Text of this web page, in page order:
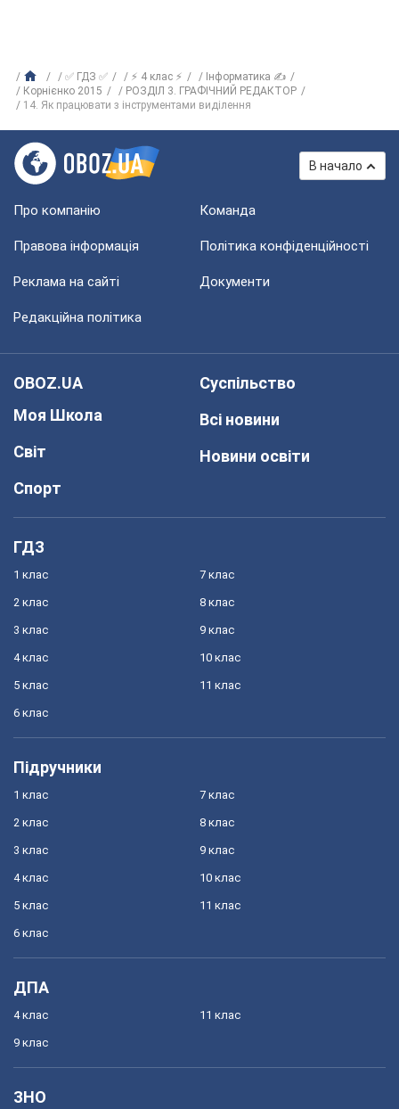
✅ ГДЗ ✅ ⚡ 4 клас ⚡
Інформатика ✍
Корнієнко 2015
РОЗДІЛ 3. ГРАФІЧНИЙ РЕДАКТОР
14. Як працювати з інструментами виділення
В начало
Про компанію Команда
Правова інформація Політика конфіденційності
Реклама на сайті Документи
Редакційна політика
OBOZ.UA
Моя Школа
Світ
Спорт
Суспільство
Всі новини
Новини освіти
ГДЗ
1 клас
2 клас
3 клас
4 клас
5 клас
6 клас
7 клас
8 клас
9 клас
10 клас
11 клас
Підручники
1 клас
2 клас
3 клас
4 клас
5 клас
6 клас
7 клас
8 клас
9 клас
10 клас
11 клас
ДПА
4 клас
9 клас
11 клас
ЗНО